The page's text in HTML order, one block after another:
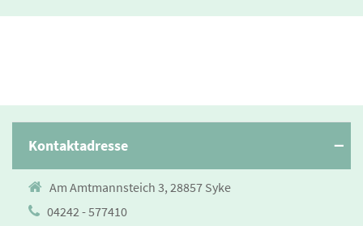
Kontaktadresse
Am Amtmannsteich 3, 28857 Syke
04242 - 577410